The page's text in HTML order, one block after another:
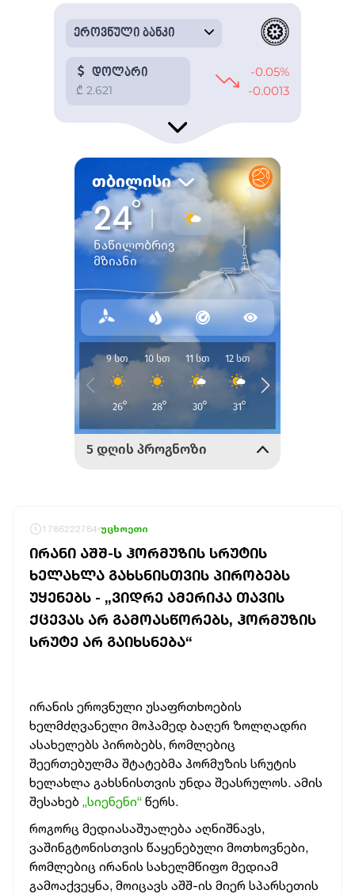
1786222784 უცხოეთი
ᲘᲠᲐᲜᲘ ᲐᲨᲨ-Ს ᲰᲝᲠᲛᲣᲖᲘᲡ ᲡᲠᲣᲢᲘᲡ
ᲮᲔᲚᲐᲮᲚᲐ ᲒᲐᲮᲡᲜᲘᲡᲗᲕᲘᲡ ᲞᲘᲠᲝᲑᲔᲑᲡ
ᲣᲧᲔᲜᲔᲑᲡ - „ᲕᲘᲓᲠᲔ ᲐᲛᲔᲠᲘᲙᲐ ᲗᲐᲕᲘᲡ
ᲥᲪᲔᲕᲐᲡ ᲐᲠ ᲒᲐᲛᲝᲐᲡᲬᲝᲠᲔᲑᲡ, ᲰᲝᲠᲛᲣᲖᲘᲡ
ᲡᲠᲣᲢᲔ ᲐᲠ ᲒᲐᲘᲮᲡᲜᲔᲑᲐ“
ირანის ეროვნული უსაფრთხოების
ხელმძღვანელი მოჰამედ ბაღერ ზოლღადრი
ასახელებს პირობებს, რომლებიც
შეერთებულმა შტატებმა ჰორმუზის სრუტის
ხელახლა გახსნისთვის უნდა შეასრულოს. ამის
შესახებ „სიენენი“ წერს.
როგორც მედიასაშუალება აღნიშნავს,
ვაშინგტონისთვის წაყენებული მოთხოვნები,
რომლებიც ირანის სახელმწიფო მედიამ
გამოაქვეყნა, მოიცავს აშშ-ის მიერ სპარსეთის